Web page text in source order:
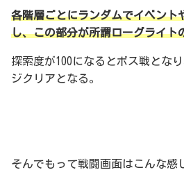
各階層ごとにランダムでイベント
し、この部分が所謂ローグライト
探索度が100になるとボス戦とな
ジクリアとなる。
そんでもって戦闘画面はこんな感